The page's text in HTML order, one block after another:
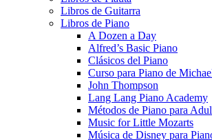
Libros de Guitarra
Libros de Piano
A Dozen a Day
Alfred’s Basic Piano
Clásicos del Piano
Curso para Piano de
John Thompson
Lang Lang Piano Academy
Métodos de Piano para
Music for Little Mozarts
Música de Disney para